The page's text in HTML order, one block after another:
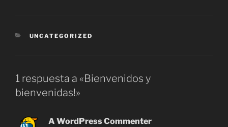
CATEGORÍAS
UNCATEGORIZED
1 respuesta a «Bienvenidos y
bienvenidas!»
A WordPress Commenter